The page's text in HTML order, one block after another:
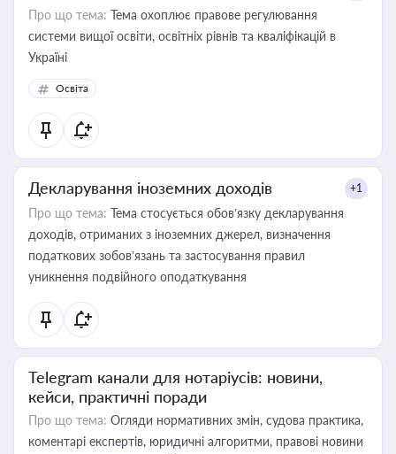
Про що тема: Тема охоплює правове регулювання
системи вищої освіти, освітніх рівнів та кваліфікацій в
Україні
Освіта
Декларування іноземних доходів +1
Про що тема: Тема стосується обов’язку декларування
доходів, отриманих з іноземних джерел, визначення
податкових зобов’язань та застосування правил
уникнення подвійного оподаткування
Telegram канали для нотаріусів: новини,
кейси, практичні поради
Про що тема: Огляди нормативних змін, судова практика,
коментарі експертів, юридичні алгоритми, правові новини